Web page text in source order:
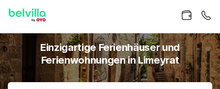
Einzigartige Ferienhäuser und
Ferienwohnungen in Limeyrat